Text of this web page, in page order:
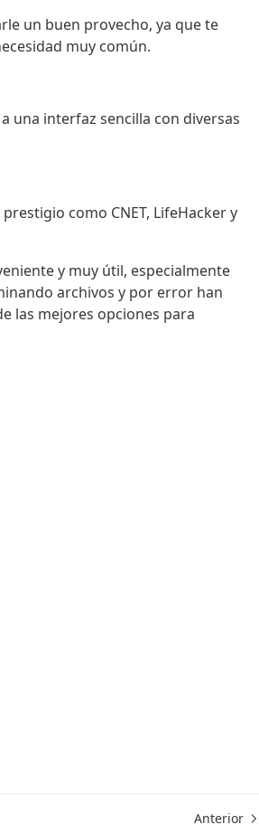
un buen provecho, ya que te
muy común.
una interfaz sencilla con diversas
como CNET, LifeHacker y
y muy útil, especialmente
archivos y por error han
las mejores opciones para
Anterior